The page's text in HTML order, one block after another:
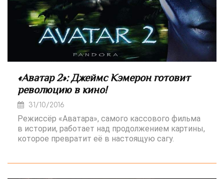
«Аватар 2»: Джеймс Кэмерон готовит
революцию в кино!
31/10/2016
Режиссёр «Аватара», самого кассового фильма
в истории, работает над продолжением картины,
которое превратит её в настоящую сагу.